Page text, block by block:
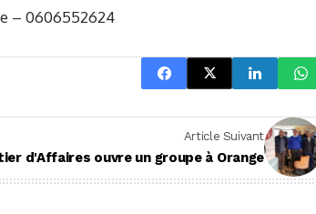
– 0606552624
Article Suivant
d'Affaires ouvre un groupe à Orange